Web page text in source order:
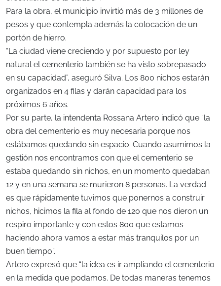
Para la obra, el municipio invirtió más de 3 millones de
pesos y que contempla además la colocación de un
portón de hierro.
“La ciudad viene creciendo y por supuesto por ley
natural el cementerio también se ha visto sobrepasado
en su capacidad”, aseguró Silva. Los 800 nichos estarán
organizados en 4 filas y darán capacidad para los
próximos 6 años.
Por su parte, la intendenta Rossana Artero indicó que “la
obra del cementerio es muy necesaria porque nos
estábamos quedando sin espacio. Cuando asumimos la
gestión nos encontramos con que el cementerio se
estaba quedando sin nichos, en un momento quedaban
12 y en una semana se murieron 8 personas. La verdad
es que rápidamente tuvimos que ponernos a construir
nichos, hicimos la fila al fondo de 120 que nos dieron un
respiro importante y con estos 800 que estamos
haciendo ahora vamos a estar más tranquilos por un
buen tiempo”.
Artero expresó que “la idea es ir ampliando el cementerio
en la medida que podamos. De todas maneras tenemos